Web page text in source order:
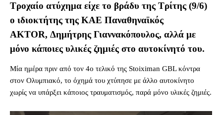
Τροχαίο ατύχημα είχε το βράδυ της Τρίτης (9/6)
ο ιδιοκτήτης της ΚΑΕ Παναθηναϊκός
AKTOR, Δημήτρης Γιαννακόπουλος, αλλά με
μόνο κάποιες υλικές ζημιές στο αυτοκίνητό του.
Μία ημέρα πριν από τον 4ο τελικό της Stoiximan GBL κόντρα
στον Ολυμπιακό, το όχημά του χτύπησε με άλλο αυτοκίνητο
χωρίς να υπάρξει κάποιος τραυματισμός, παρά μόνο υλικές ζημιές.